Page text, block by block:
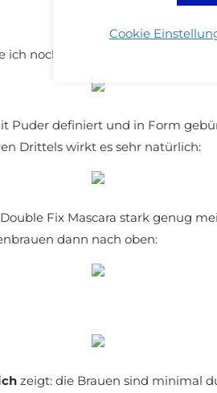
ich noch
Puder definiert und in Form
Drittels wirkt es sehr natürlich:
Fix Mascara stark genug
dann nach oben:
zeigt: die Brauen sind minimal
Cookie